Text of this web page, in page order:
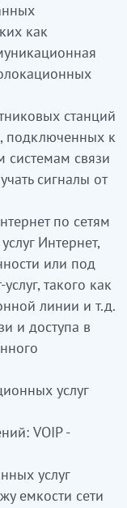
және
алуға
одан көп
көрсету
сияқты
көрсету
көрсету
Интернет
қатынауды
жерлерде
және телефон
VOIP-дауыс
как
станций
подключенных к
связи
сигналы от
по сетям
Интернет,
или под
такого как
линии и т.д.
и доступа в
услуг
VOIP -
услуг
емкости сети